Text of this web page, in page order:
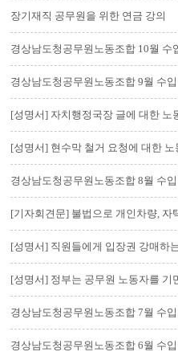
장기재직 공무원을 위한 연금 강의
경상남도청공무원노동조합 10월 수
경상남도청공무원노동조합 9월 수
[성명서] 자치행정국장 글에 대한 노
[성명서] 현수막 철거 요청에 대한
경상남도청공무원노동조합 8월 수
[기자회견문] 불법으로 개인차량, 자
권 사각지대 경상남도…
[성명서] 직원들에게 입장권 강매하
통의약항노화엑스포 조…
[성명서] 정부는 공무원 노동자를 기
를 전면 개편하고!…
경상남도청공무원노동조합 7월 수
경상남도청공무원노동조합 6월 수